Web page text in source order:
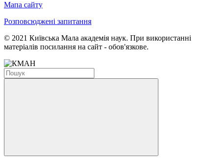
Мапа сайту
Розповсюджені запитання
© 2021 Київська Мала академія наук. При використанні
матеріалів посилання на сайт - обов'язкове.